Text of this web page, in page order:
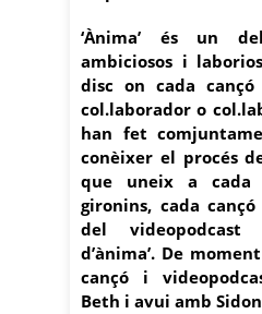
‘Ànima’ és un
ambiciosos i
disc on cada
col.laborador o
han fet
conèixer el procés
que uneix a cada
gironins, cada
del videopodcast
d’ànima’. De
cançó i
Beth i avui amb